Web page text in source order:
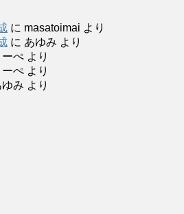
に masatoimai より
に あゆみ より
ーぺ より
ーぺ より
ゆみ より